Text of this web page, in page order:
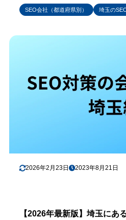
SEO会社（都道府県別） 埼玉の
2026年2月23日 2023年8月21日
【2026年最新版】埼玉にあ